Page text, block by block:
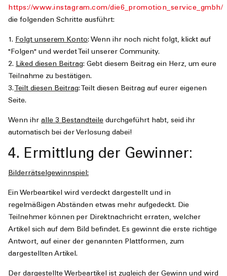
https://www.instagram.com/die6_promotion_service_gmbh/
die folgenden Schritte ausführt:
1. Folgt unserem Konto: Wenn ihr noch nicht folgt, klickt auf
"Folgen" und werdet Teil unserer Community.
2. Liked diesen Beitrag: Gebt diesem Beitrag ein Herz, um eure
Teilnahme zu bestätigen.
3. Teilt diesen Beitrag: Teilt diesen Beitrag auf eurer eigenen
Seite.
Wenn ihr alle 3 Bestandteile durchgeführt habt, seid ihr
automatisch bei der Verlosung dabei!
4. Ermittlung der Gewinner:
Bilderrätselgewinnspiel:
Ein Werbeartikel wird verdeckt dargestellt und in
regelmäßigen Abständen etwas mehr aufgedeckt. Die
Teilnehmer können per Direktnachricht erraten, welcher
Artikel sich auf dem Bild befindet. Es gewinnt die erste richtige
Antwort, auf einer der genannten Plattformen, zum
dargestellten Artikel.
Der dargestellte Werbeartikel ist zugleich der Gewinn und wird